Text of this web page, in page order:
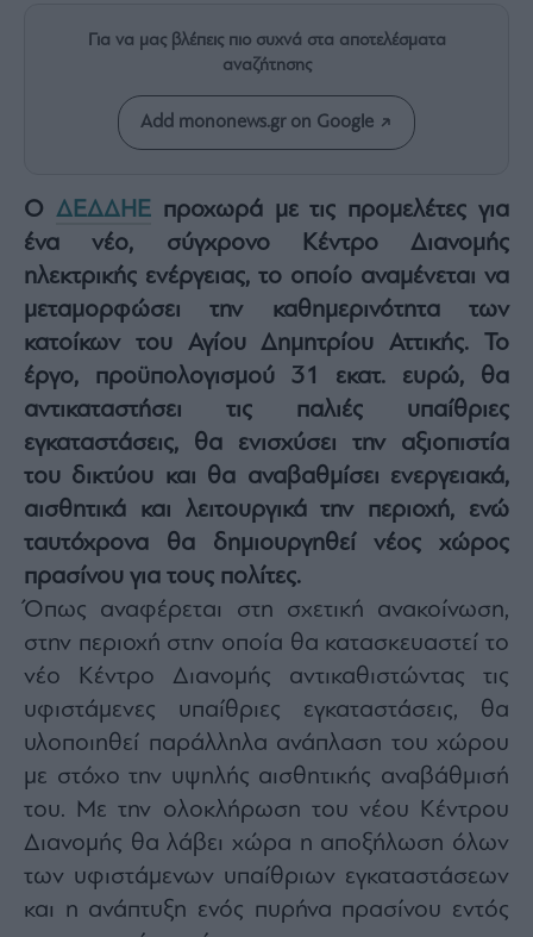
Συνεντεύξεις
Les
Bons
Vivants
Auto
Life
&
Style
Υγεία
Architecture
&
Design
Fashion
&
Art
Watches
Yachts
For
Two
Μετοχές
Αγορές
Trader's
book
Για να μας βλέπεις πιο συχνά στα αποτελέσματα
αναζήτησης
Add mononews.gr on Google
Ο ΔΕΔΔΗΕπροχωρά με τις προμελέτες για
ένα νέο, σύγχρονο Κέντρο Διανομής
ηλεκτρικής ενέργειας, το οποίο αναμένεται να
μεταμορφώσει την καθημερινότητα των
κατοίκων του Αγίου Δημητρίου Αττικής. Το
έργο, προϋπολογισμού 31 εκατ. ευρώ, θα
αντικαταστήσει τις παλιές υπαίθριες
εγκαταστάσεις, θα ενισχύσει την αξιοπιστία
του δικτύου και θα αναβαθμίσει ενεργειακά,
αισθητικά και λειτουργικά την περιοχή, ενώ
ταυτόχρονα θα δημιουργηθεί νέος χώρος
πρασίνου για τους πολίτες.
Όπως αναφέρεται στη σχετική ανακοίνωση,
στην περιοχή στην οποία θα κατασκευαστεί το
νέο Κέντρο Διανομής αντικαθιστώντας τις
υφιστάμενες υπαίθριες εγκαταστάσεις, θα
υλοποιηθεί παράλληλα ανάπλαση του χώρου
με στόχο την υψηλής αισθητικής αναβάθμισή
του. Με την ολοκλήρωση του νέου Κέντρου
Διανομής θα λάβει χώρα η αποξήλωση όλων
των υφιστάμενων υπαίθριων εγκαταστάσεων
και η ανάπτυξη ενός πυρήνα πρασίνου εντός